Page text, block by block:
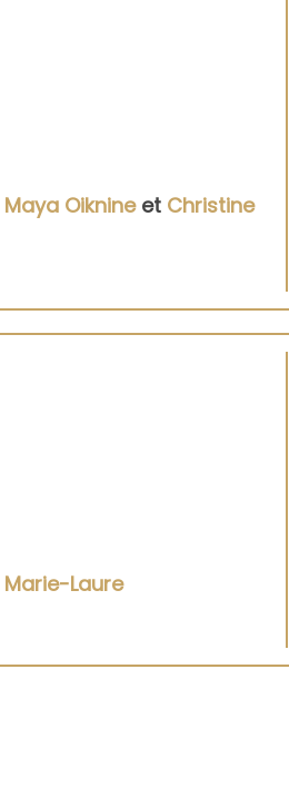
Maya Oiknine et Christine
Marie-Laure